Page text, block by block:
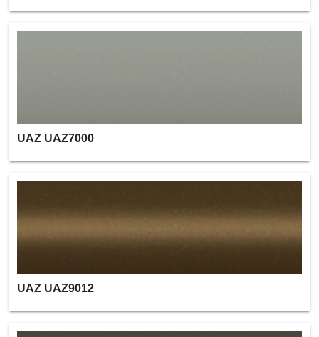
UAZ UAZ7000
UAZ UAZ9012